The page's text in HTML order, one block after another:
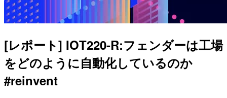
[レポート] IOT220-R:フェンダーは工場
をどのように自動化しているのか
#reinvent